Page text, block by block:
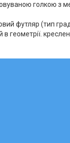
голкою з
футляр (тип